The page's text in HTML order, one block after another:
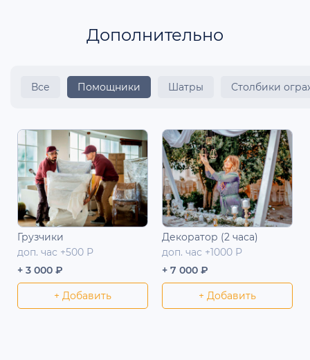
Дополнительно
Все Помощники Шатры Столбики
Грузчики
доп. час +500 Р
+ 3 000 ₽
+ Добавить
Декоратор (2 часа)
доп. час +1000 Р
+ 7 000 ₽
+ Добавить